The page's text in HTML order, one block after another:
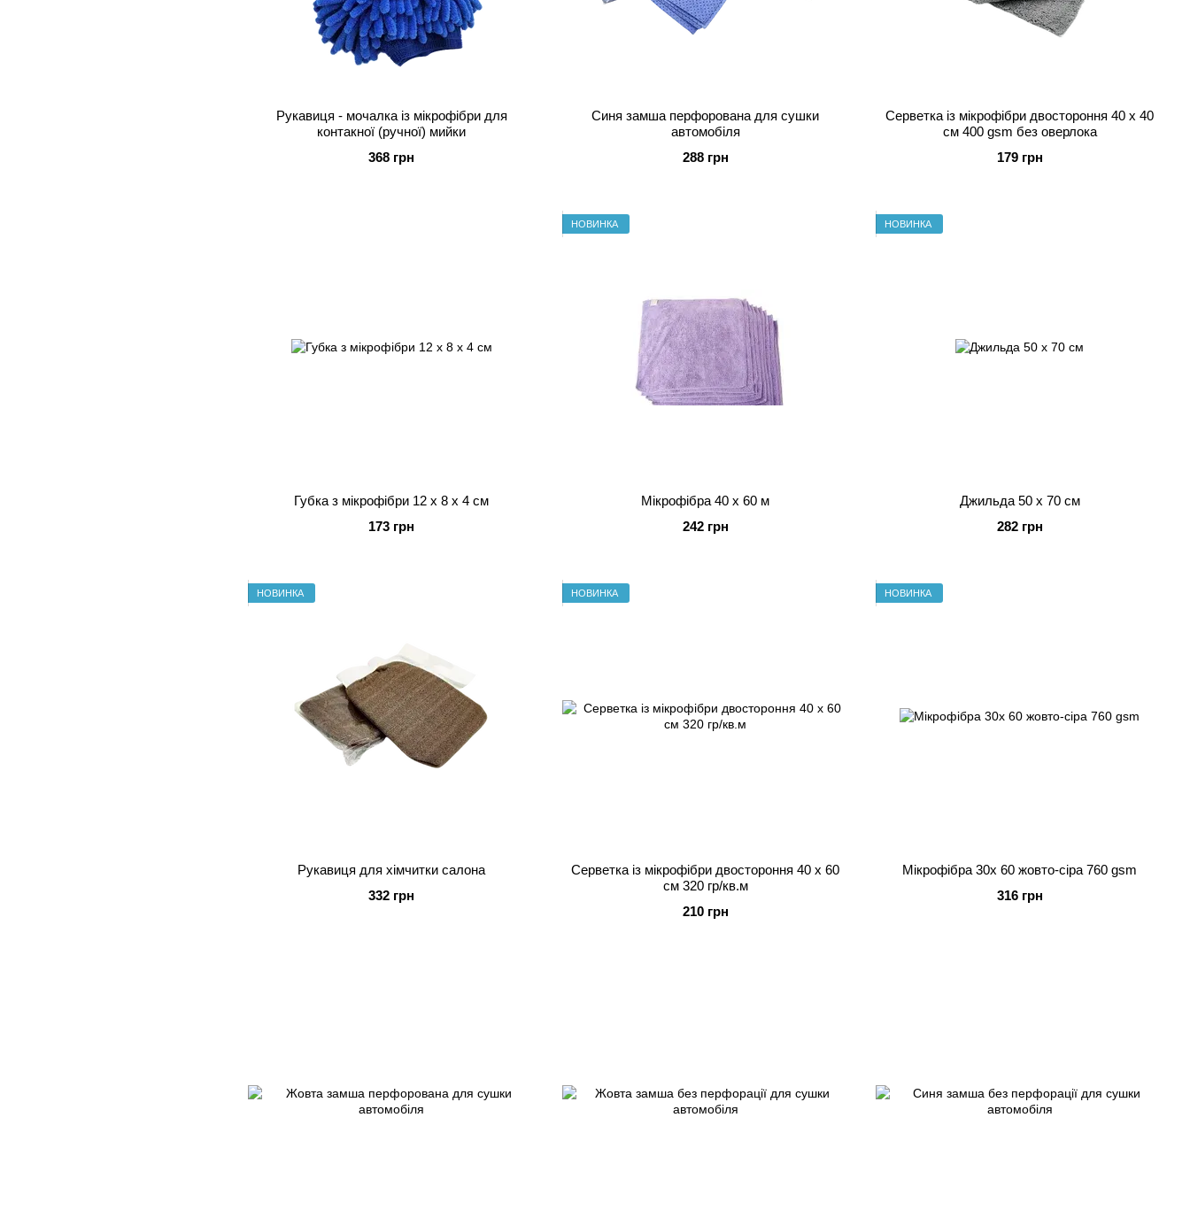
Рукавиця - мочалка із мікрофібри для
контакної (ручної) мийки
368 грн
Синя замша перфорована для сушки
автомобіля
288 грн
Серветка із мікрофібри двостороння 40 x 40
см 400 gsm без оверлока
179 грн
Губка з мікрофібри 12 х 8 х 4 см
173 грн
НОВИНКА
Мікрофібра 40 x 60 м
242 грн
НОВИНКА
Джильда 50 x 70 см
282 грн
НОВИНКА
Рукавиця для хімчитки салона
332 грн
НОВИНКА
Серветка із мікрофібри двостороння 40 x 60
см 320 гр/кв.м
210 грн
НОВИНКА
Мікрофібра 30х 60 жовто-сіра 760 gsm
316 грн